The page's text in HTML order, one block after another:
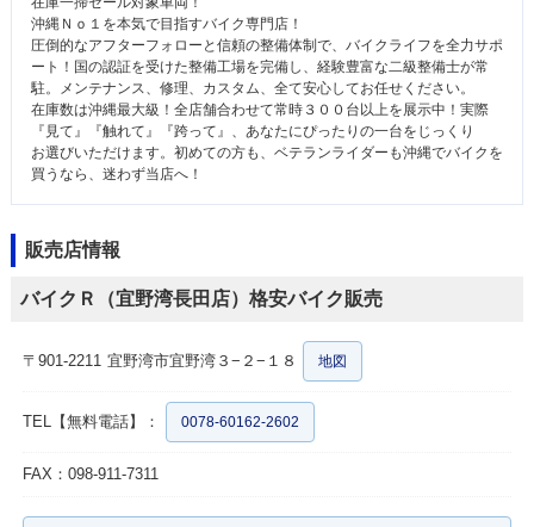
沖縄Ｎｏ１を本気で目指すバイク専門店！
圧倒的なアフターフォローと信頼の整備体制で、バイクライフを全力サポ
ート！国の認証を受けた整備工場を完備し、経験豊富な二級整備士が常
駐。メンテナンス、修理、カスタム、全て安心してお任せください。
在庫数は沖縄最大級！全店舗合わせて常時３００台以上を展示中！実際
『見て』『触れて』『跨って』、あなたにぴったりの一台をじっくり
お選びいただけます。初めての方も、ベテランライダーも沖縄でバイクを
買うなら、迷わず当店へ！
販売店情報
バイクＲ（宜野湾長田店）格安バイク販売
〒901-2211 宜野湾市宜野湾３−２−１８ 地図
TEL【無料電話】： 0078-60162-2602
FAX：098-911-7311